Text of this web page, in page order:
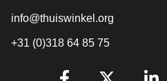
info@thuiswinkel.org
+31 (0)318 64 85 75
[_General:SocialMediaTitle]